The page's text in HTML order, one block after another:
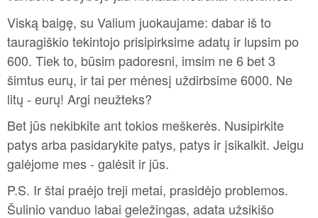
Viską baigę, su Valium juokaujame: dabar iš to
tauragiškio tekintojo prisipirksime adatų ir lupsim po
600. Tiek to, būsim padoresni, imsim ne 6 bet 3
šimtus eurų, ir tai per mėnesį uždirbsime 6000. Ne
litų - eurų! Argi neužteks?
Bet jūs nekibkite ant tokios meškerės. Nusipirkite
patys arba pasidarykite patys, patys ir įsikalkit. Jeigu
galėjome mes - galėsit ir jūs.
P.S. Ir štai praėjo treji metai, prasidėjo problemos.
Šulinio vanduo labai geležingas, adata užsikišo